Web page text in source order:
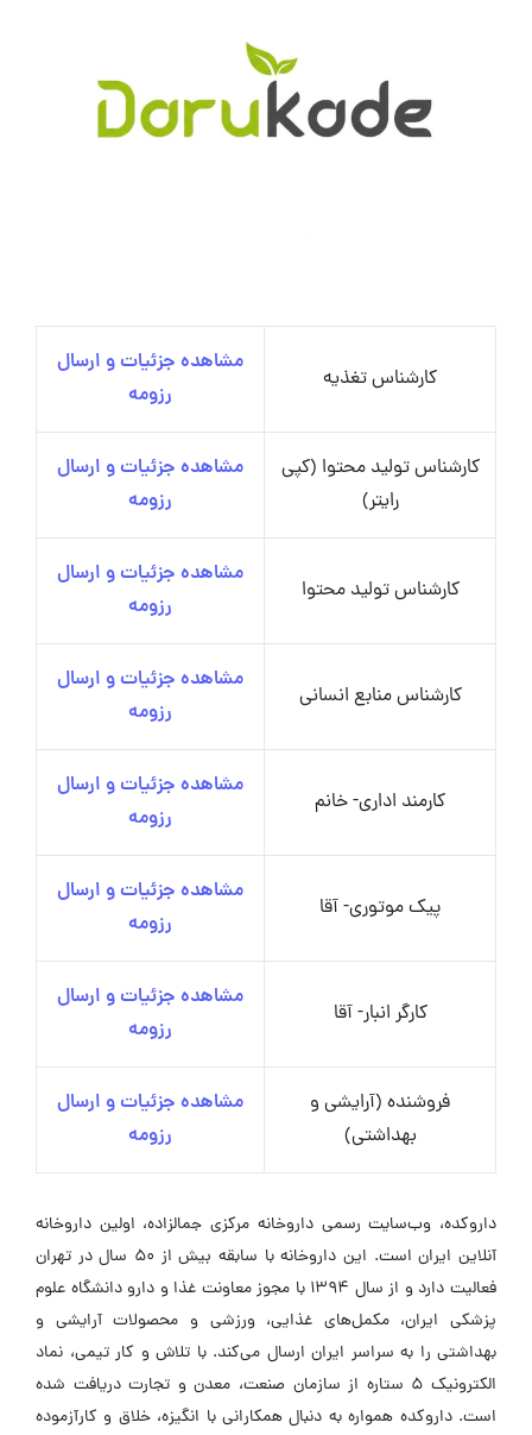
کارشناس تغذیه
مشاهده جزئیات و ارسال
رزومه
کارشناس تولید محتوا (کپی
رایتر)
مشاهده جزئیات و ارسال
رزومه
کارشناس تولید محتوا
مشاهده جزئیات و ارسال
رزومه
کارشناس منابع انسانی
مشاهده جزئیات و ارسال
رزومه
کارمند اداری- خانم
مشاهده جزئیات و ارسال
رزومه
پیک موتوری- آقا
مشاهده جزئیات و ارسال
رزومه
کارگر انبار- آقا
مشاهده جزئیات و ارسال
رزومه
فروشنده (آرایشی و
بهداشتی)
مشاهده جزئیات و ارسال
رزومه
داروکده، وب‌سایت رسمی داروخانه مرکزی جمالزاده، اولین داروخانه
آنلاین ایران است. این داروخانه با سابقه بیش از 50 سال در تهران
فعالیت دارد و از سال 1394 با مجوز معاونت غذا و دارو دانشگاه علوم
پزشکی ایران، مکمل‌های غذایی، ورزشی و محصولات آرایشی و
بهداشتی را به سراسر ایران ارسال می‌کند. با تلاش و کار تیمی، نماد
الکترونیک 5 ستاره از سازمان صنعت، معدن و تجارت دریافت شده
است. داروکده همواره به دنبال همکارانی با انگیزه، خلاق و کارآزموده